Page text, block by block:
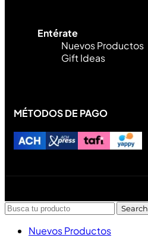
Entérate
Nuevos Productos
Gift Ideas
MÉTODOS DE PAGO
Search
Nuevos Productos